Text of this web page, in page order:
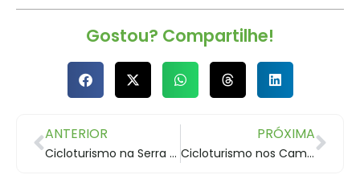
Gostou? Compartilhe!
ANTERIOR
Cicloturismo na Serra do Rio do Rastro e Corvo Branco
PRÓXIMA
Cicloturismo nos Campos Gerais do Paraná